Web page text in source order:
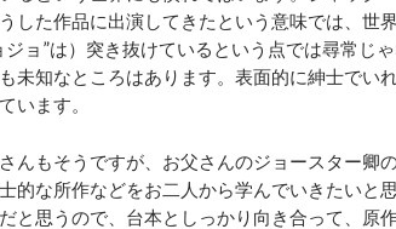
うした作品に出演してきたという意味では、
ジョ”は）突き抜けているという点では尋常じ
未知なところはあります。表面的に紳士でい
います。
もそうですが、お父さんのジョースター卿
的な所作などをお二人から学んでいきたいと
と思うので、台本としっかり向き合って、原